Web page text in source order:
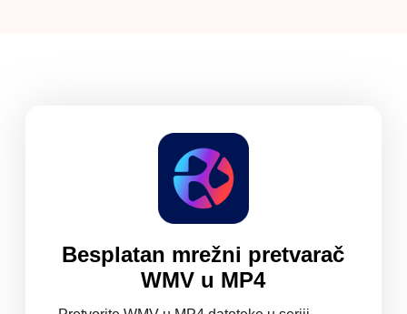
Besplatan mrežni pretvarač
WMV u MP4